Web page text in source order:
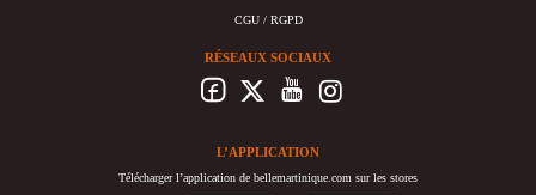
CGU / RGPD
RÉSEAUX SOCIAUX
L’APPLICATION
Télécharger l’application de bellemartinique.com sur les stores